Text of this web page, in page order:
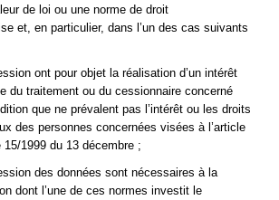
de loi ou une norme de droit
et, en particulier, dans l’un des cas suivants
ont pour objet la réalisation d’un intérêt
du traitement ou du cessionnaire concerné
que ne prévalent pas l’intérêt ou les droits
des personnes concernées visées à l’article
1999 du 13 décembre ;
des données sont nécessaires à la
dont l’une de ces normes investit le